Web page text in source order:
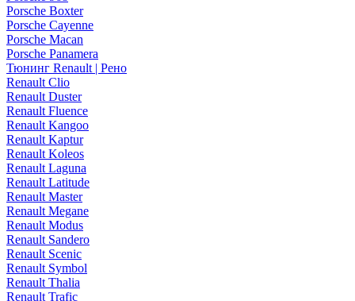
Porsche Boxter
Porsche Cayenne
Porsche Macan
Porsche Panamera
Тюнинг Renault | Рено
Renault Clio
Renault Duster
Renault Fluence
Renault Kangoo
Renault Kaptur
Renault Koleos
Renault Laguna
Renault Latitude
Renault Master
Renault Megane
Renault Modus
Renault Sandero
Renault Scenic
Renault Symbol
Renault Thalia
Renault Trafic